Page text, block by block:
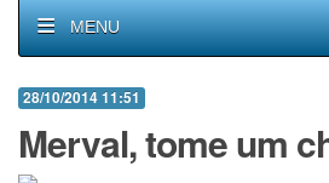
MENU
28/10/2014 11:51
Merval, tome um